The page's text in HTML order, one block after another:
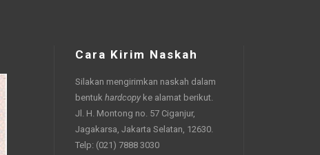
Cara Kirim Naskah
Silakan mengirimkan naskah dalam
bentuk hardcopy ke alamat berikut.
Jl. H. Montong no. 57 Ciganjur,
Jagakarsa, Jakarta Selatan, 12630.
Telp: (021) 7888 3030